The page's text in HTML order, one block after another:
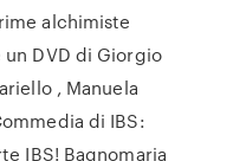
alchimiste
un DVD di Giorgio
, Manuela
di IBS:
IBS! Bagnomaria